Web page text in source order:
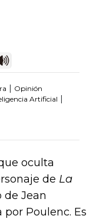
| Opinión
Artificial |
oculta
de La
de Jean
por Poulenc. Es